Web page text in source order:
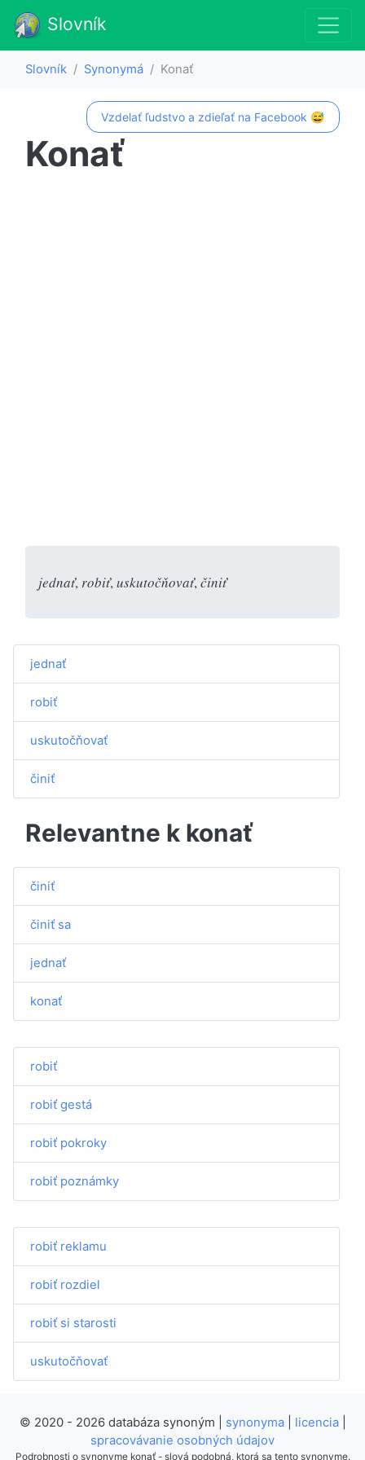
Slovník
Slovník Synonymá Konať
Vzdelať ľudstvo a zdieľať na Facebook 😅
Konať
jednať, robiť, uskutočňovať, činiť
jednať
robiť
uskutočňovať
činiť
Relevantne k konať
činiť
činiť sa
jednať
konať
robiť
robiť gestá
robiť pokroky
robiť poznámky
robiť reklamu
robiť rozdiel
robiť si starosti
uskutočňovať
© 2020 - 2026 databáza synoným | synonyma| licencia|
spracovávanie osobných údajov
Podrobnosti o synonyme konať - slová podobná, ktorá sa tento synonyme.